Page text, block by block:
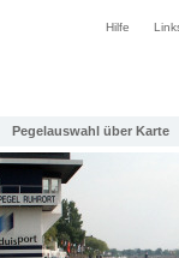
Hilfe
Pegelauswahl über Karte